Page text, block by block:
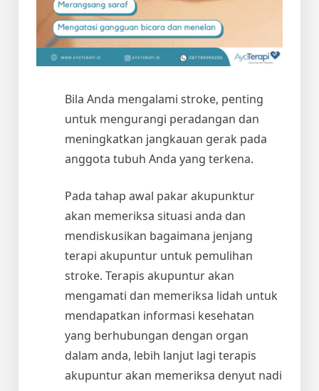
Bila Anda mengalami stroke, penting
untuk mengurangi peradangan dan
meningkatkan jangkauan gerak pada
anggota tubuh Anda yang terkena.
Pada tahap awal pakar akupunktur
akan memeriksa situasi anda dan
mendiskusikan bagaimana jenjang
terapi akupuntur untuk pemulihan
stroke. Terapis akupuntur akan
mengamati dan memeriksa lidah untuk
mendapatkan informasi kesehatan
yang berhubungan dengan organ
dalam anda, lebih lanjut lagi terapis
akupuntur akan memeriksa denyut nadi